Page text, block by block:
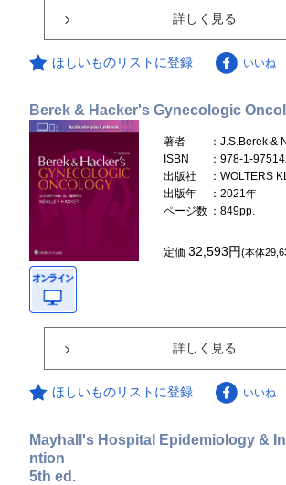
詳しく見る
ほしいものリストに登録 いいね
Berek & Hacker's Gynecologic
著者
：J.S.Berek &
ISBN
：978-1-
出版社
：WOLTERS
出版年
：2021年
ページ数 ：849pp.
定価32,593円(本体
詳しく見る
ほしいものリストに登録 いいね
Mayhall's Hospital Epidemiology &
ntion
5th ed.